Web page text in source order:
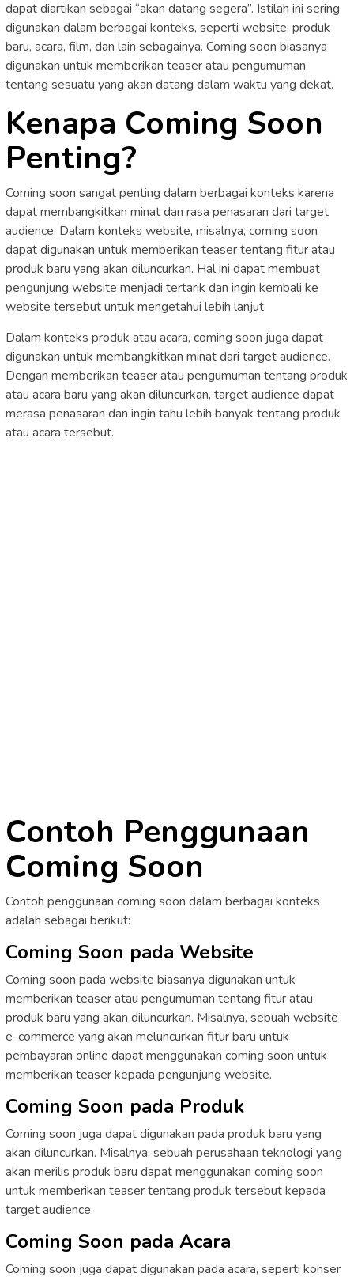
dapat diartikan sebagai “akan datang segera”. Istilah ini sering
digunakan dalam berbagai konteks, seperti website, produk
baru, acara, film, dan lain sebagainya. Coming soon biasanya
digunakan untuk memberikan teaser atau pengumuman
tentang sesuatu yang akan datang dalam waktu yang dekat.
Kenapa Coming Soon
Penting?
Coming soon sangat penting dalam berbagai konteks karena
dapat membangkitkan minat dan rasa penasaran dari target
audience. Dalam konteks website, misalnya, coming soon
dapat digunakan untuk memberikan teaser tentang fitur atau
produk baru yang akan diluncurkan. Hal ini dapat membuat
pengunjung website menjadi tertarik dan ingin kembali ke
website tersebut untuk mengetahui lebih lanjut.
Dalam konteks produk atau acara, coming soon juga dapat
digunakan untuk membangkitkan minat dari target audience.
Dengan memberikan teaser atau pengumuman tentang produk
atau acara baru yang akan diluncurkan, target audience dapat
merasa penasaran dan ingin tahu lebih banyak tentang produk
atau acara tersebut.
Contoh Penggunaan
Coming Soon
Contoh penggunaan coming soon dalam berbagai konteks
adalah sebagai berikut:
Coming Soon pada Website
Coming soon pada website biasanya digunakan untuk
memberikan teaser atau pengumuman tentang fitur atau
produk baru yang akan diluncurkan. Misalnya, sebuah website
e-commerce yang akan meluncurkan fitur baru untuk
pembayaran online dapat menggunakan coming soon untuk
memberikan teaser kepada pengunjung website.
Coming Soon pada Produk
Coming soon juga dapat digunakan pada produk baru yang
akan diluncurkan. Misalnya, sebuah perusahaan teknologi yang
akan merilis produk baru dapat menggunakan coming soon
untuk memberikan teaser tentang produk tersebut kepada
target audience.
Coming Soon pada Acara
Coming soon juga dapat digunakan pada acara, seperti konser